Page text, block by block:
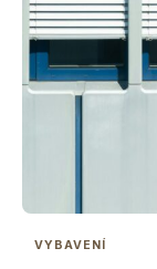
VYBAVENÍ